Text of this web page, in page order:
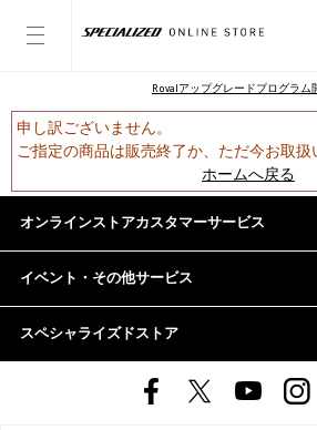
Rovalアップグレードプログラム
申し訳ございません。
ご指定の商品は販売終了か、ただ今お取扱
ホームへ戻る
オンラインストアカスタマーサービス
イベント・その他サービス
スペシャライズドストア